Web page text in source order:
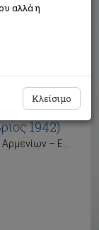
- Αμελέ
1942)
μας:€26,71
παραγγελίας
αλλά η
Κλείσιμο